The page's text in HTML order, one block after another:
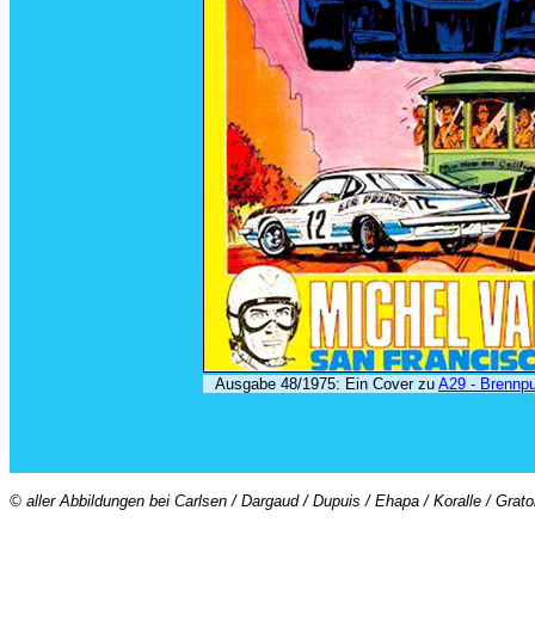
Ausgabe 48/1975: Ein Cover zu A29 -
© aller Abbildungen bei Carlsen / Dargaud / Dupuis / Ehapa / Koralle /